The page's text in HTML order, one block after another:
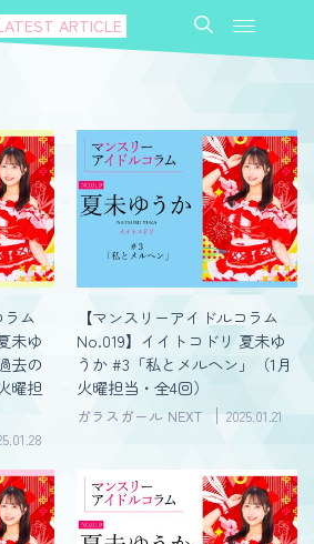
ARTICLE
ラム
未ゆ
去の
曜担
【マンスリーアイドルコラム
No.019】イイトコドリ 夏未ゆ
うか #3「私とメルヘン」（1月
火曜担当・全4回）
ガラスガール NEXT 2025.01.21